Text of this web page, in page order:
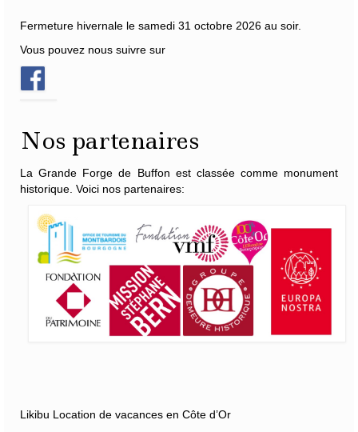
Fermeture hivernale le samedi 31 octobre 2026 au soir.
Vous pouvez nous suivre sur
Nos partenaires
La Grande Forge de Buffon est classée comme monument
historique. Voici nos partenaires:
Likibu Location de vacances en Côte d’Or